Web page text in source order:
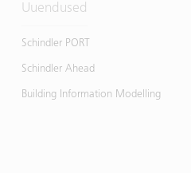
Uuendused
Schindler PORT
Schindler Ahead
Building Information Modelling